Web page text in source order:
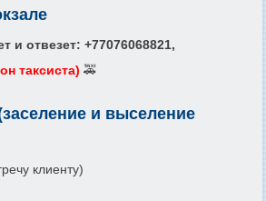
и отвезет: +77076068821,
таксиста) 🚕
и выселение
клиенту)